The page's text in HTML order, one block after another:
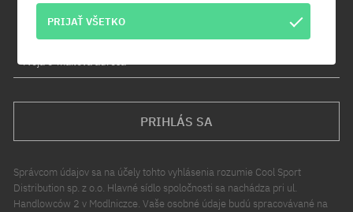
Navyše získaš zľavový kód -5 % na celú objednávku!
Tvoja e-mailová adresa
PRIHLÁS SA
Správcom údajov sa na účely tohto vyhlásenia rozumie Cool Sport
Distribution sp. z o.o. Hlavné sídlo spoločnosti sa nachádza pri ul.
Handlowców 2 v Modlniczce. Vaše osobné údaje budú spracovávané na
PRIJAŤ VŠETKO